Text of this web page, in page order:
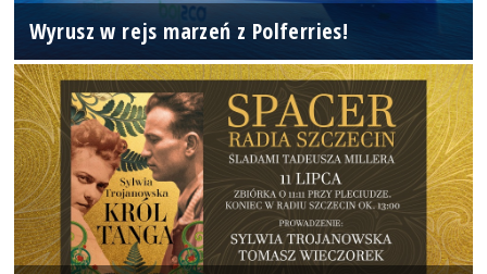
Wyrusz w rejs marzeń z Polferries!